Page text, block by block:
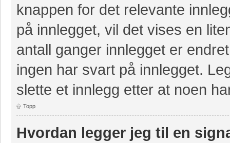
knappen for det relevante
på innlegget, vil det vises en
antall ganger innlegget er
ingen har svart på innlegget.
slette et innlegg etter at noen
Topp
Hvordan legger jeg til en